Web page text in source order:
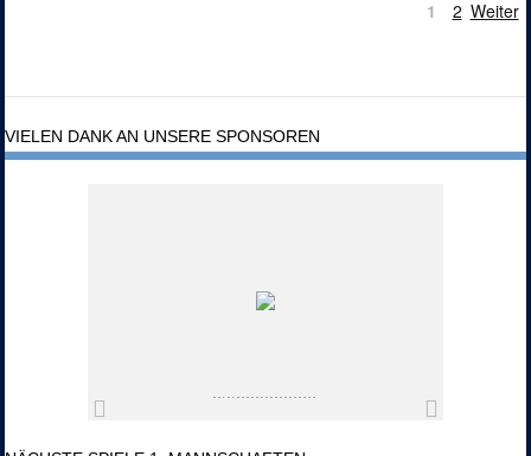
1 2 Weiter
VIELEN DANK AN UNSERE SPONSOREN